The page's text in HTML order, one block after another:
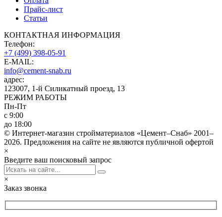
Прайс-лист
Статьи
КОНТАКТНАЯ ИНФОРМАЦИЯ
Телефон:
+7 (499) 398-05-91
E-MAIL:
info@cement-snab.ru
адрес:
123007, 1-й Силикатный проезд, 13
РЕЖИМ РАБОТЫ
Пн-Пт
с 9:00
до 18:00
© Интернет-магазин стройматериалов «Цемент–Снаб» 2001–
2026. Предложения на сайте не являются публичной офертой
×
Введите ваш поисковый запрос
×
Заказ звонка